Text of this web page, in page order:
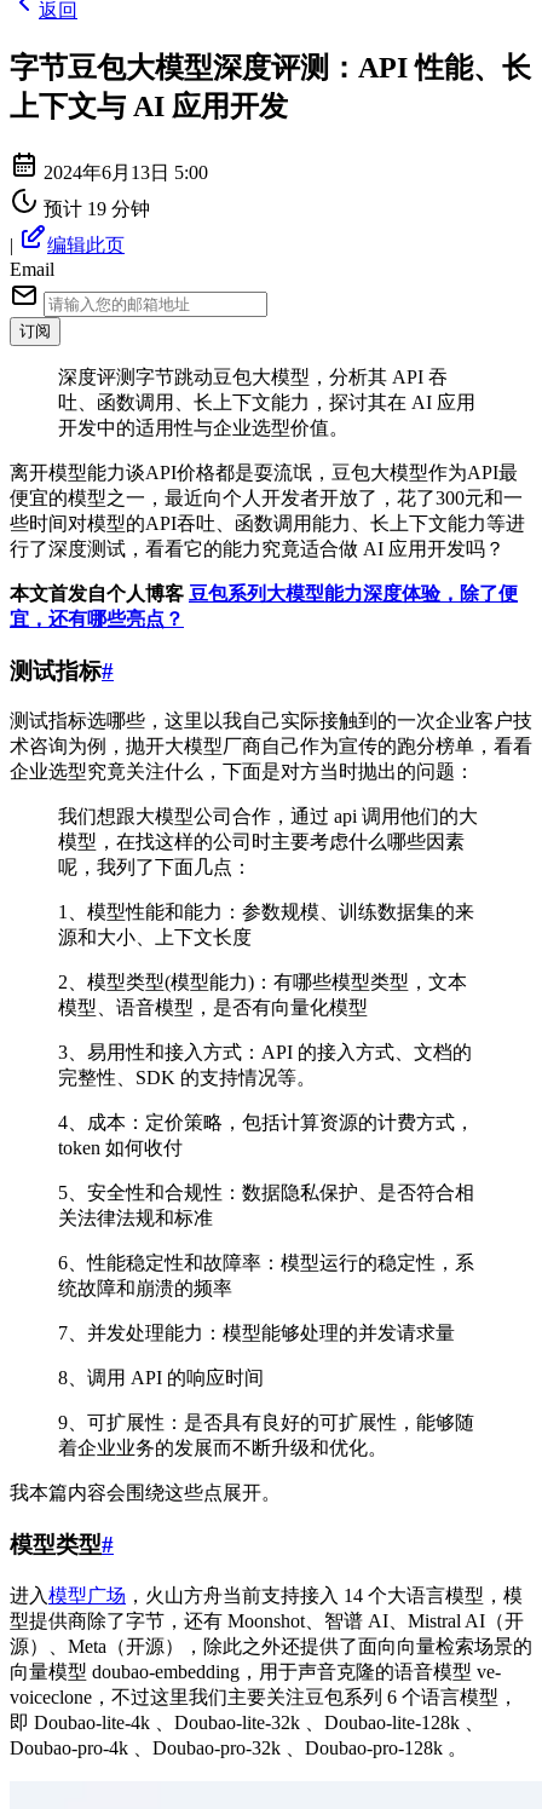
返回
字节豆包大模型深度评测：API 性能、长
上下文与 AI 应用开发
2024年6月13日 5:00
预计 19 分钟
|
编辑此页
Email
订阅
深度评测字节跳动豆包大模型，分析其 API 吞
吐、函数调用、长上下文能力，探讨其在 AI 应用
开发中的适用性与企业选型价值。
离开模型能力谈API价格都是耍流氓，豆包大模型作为API最
便宜的模型之一，最近向个人开发者开放了，花了300元和一
些时间对模型的API吞吐、函数调用能力、长上下文能力等进
行了深度测试，看看它的能力究竟适合做 AI 应用开发吗？
本文首发自个人博客 豆包系列大模型能力深度体验，除了便
宜，还有哪些亮点？
测试指标#
测试指标选哪些，这里以我自己实际接触到的一次企业客户技
术咨询为例，抛开大模型厂商自己作为宣传的跑分榜单，看看
企业选型究竟关注什么，下面是对方当时抛出的问题：
我们想跟大模型公司合作，通过 api 调用他们的大
模型，在找这样的公司时主要考虑什么哪些因素
呢，我列了下面几点：
1、模型性能和能力：参数规模、训练数据集的来
源和大小、上下文长度
2、模型类型(模型能力)：有哪些模型类型，文本
模型、语音模型，是否有向量化模型
3、易用性和接入方式：API 的接入方式、文档的
完整性、SDK 的支持情况等。
4、成本：定价策略，包括计算资源的计费方式，
token 如何收付
5、安全性和合规性：数据隐私保护、是否符合相
关法律法规和标准
6、性能稳定性和故障率：模型运行的稳定性，系
统故障和崩溃的频率
7、并发处理能力：模型能够处理的并发请求量
8、调用 API 的响应时间
9、可扩展性：是否具有良好的可扩展性，能够随
着企业业务的发展而不断升级和优化。
我本篇内容会围绕这些点展开。
模型类型#
进入模型广场 ，火山方舟当前支持接入 14 个大语言模型，模
型提供商除了字节，还有 Moonshot、智谱 AI、Mistral AI（开
源）、Meta（开源），除此之外还提供了面向向量检索场景的
向量模型 doubao-embedding，用于声音克隆的语音模型 ve-
voiceclone，不过这里我们主要关注豆包系列 6 个语言模型，
即 Doubao-lite-4k 、Doubao-lite-32k 、Doubao-lite-128k 、
Doubao-pro-4k 、Doubao-pro-32k 、Doubao-pro-128k 。